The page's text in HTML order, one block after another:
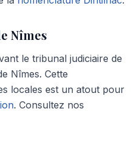
Nîmes
le tribunal judiciaire de
Nîmes. Cette
locales est un atout pour
. Consultez nos